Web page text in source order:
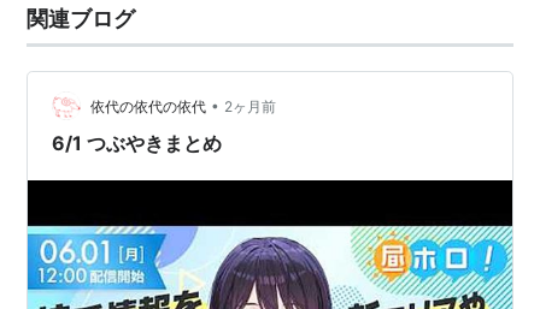
関連ブログ
依代の依代の依代 • 2ヶ月前
6/1 つぶやきまとめ